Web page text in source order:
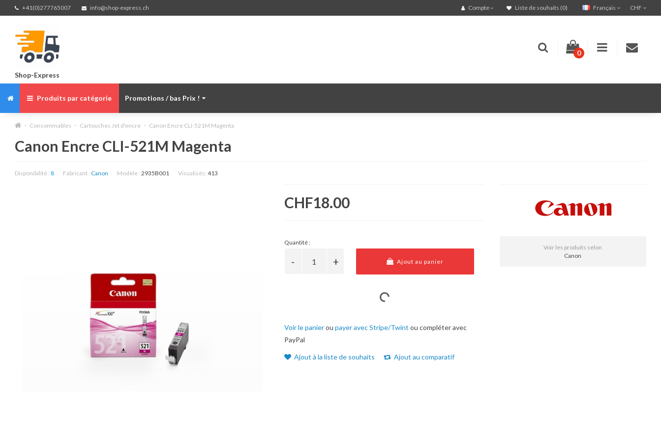
+41(0)277765007 info@shop-express.ch CHF
Français
Compte Liste de souhaits (0)
Shop-Express
0
Produits par catégorie Promotions / bas Prix !
Consommables Cartouches Jet d'encre Canon Encre CLI-521M Magenta
Canon Encre CLI-521M Magenta
Disponibilité : 8 Fabricant : Canon Modèle : 2935B001 Visualisés: 413
CHF18.00
Quantité :
Ajout au panier
Voir le panierou payer avec Stripe/Twint ou compléter avec
PayPal
Ajout à la liste de souhaits Ajout au comparatif
Voir les produits selon
Canon